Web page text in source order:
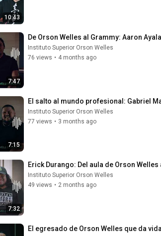
10:43
7:47
De Orson Welles al Grammy: Aaron
Instituto Superior Orson Welles
76 views • 4 months ago
7:15
El salto al mundo profesional: Gabriel
Instituto Superior Orson Welles
77 views • 3 months ago
7:32
Erick Durango: Del aula de Orson
Instituto Superior Orson Welles
49 views • 2 months ago
El egresado de Orson Welles que da